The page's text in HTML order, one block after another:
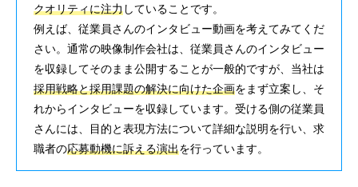
クオリティに注力していることです。
例えば、従業員さんのインタビュー動画を考えてみてくだ
さい。通常の映像制作会社は、従業員さんのインタビュー
を収録してそのまま公開することが一般的ですが、当社は
採用戦略と採用課題の解決に向けた企画をまず立案し、そ
れからインタビューを収録しています。受ける側の従業員
さんには、目的と表現方法について詳細な説明を行い、求
職者の応募動機に訴える演出を行っています。